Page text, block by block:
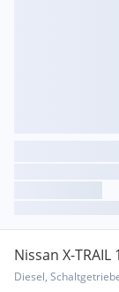
Nissan X-TRAIL
Diesel,